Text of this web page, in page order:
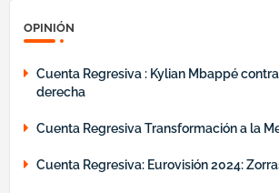
OPINIÓN
Cuenta Regresiva : Kylian Mbappé
derecha
Cuenta Regresiva Transformación a la
Cuenta Regresiva: Eurovisión 2024: